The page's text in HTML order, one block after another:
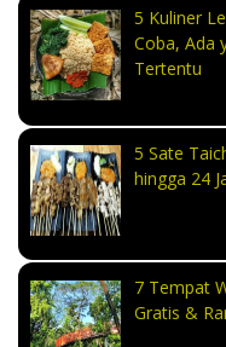
5 Kuliner
Coba, Ada
Tertentu
5 Sate
hingga 24
7 Tempat
Gratis &